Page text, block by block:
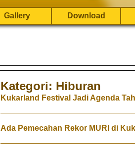
Gallery Download
Kategori: Hiburan
Kukarland Festival Jadi Agenda
Ada Pemecahan Rekor MURI di